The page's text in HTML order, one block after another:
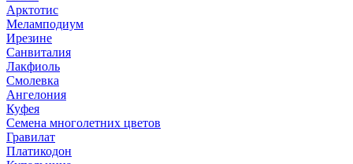
Арктотис
Меламподиум
Ирезине
Санвиталия
Лакфиоль
Смолевка
Ангелония
Куфея
Семена многолетних цветов
Гравилат
Платикодон